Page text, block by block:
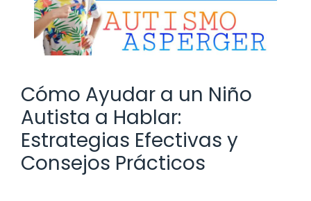
Cómo Ayudar a un Niño
Autista a Hablar:
Estrategias Efectivas y
Consejos Prácticos